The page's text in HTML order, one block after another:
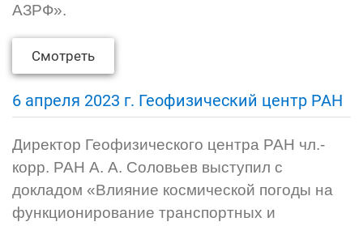
АЗРФ».
Смотреть
6 апреля 2023 г. Геофизический центр РАН
Директор Геофизического центра РАН чл.-
корр. РАН А. А. Соловьев выступил с
докладом «Влияние космической погоды на
функционирование транспортных и